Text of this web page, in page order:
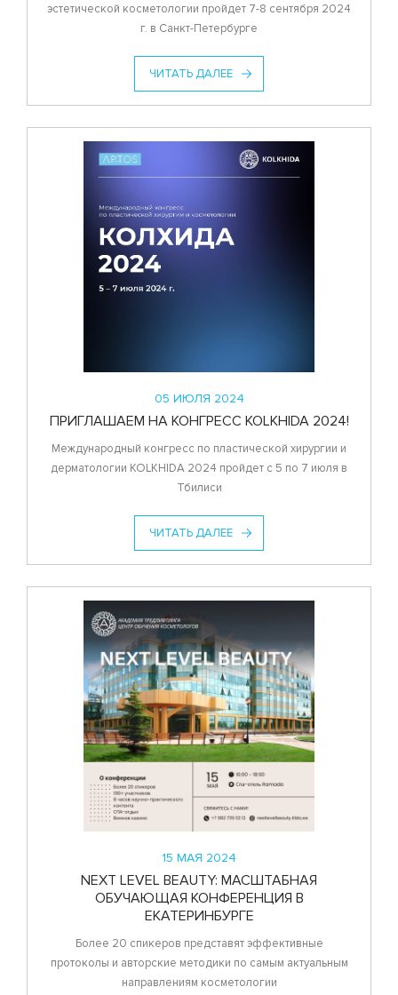
эстетической косметологии пройдет 7-8 сентября 2024
г. в Санкт-Петербурге
ЧИТАТЬ ДАЛЕЕ
05 ИЮЛЯ 2024
ПРИГЛАШАЕМ НА КОНГРЕСС KOLKHIDA 2024!
Международный конгресс по пластической хирургии и
дерматологии KOLKHIDA 2024 пройдет с 5 по 7 июля в
Тбилиси
ЧИТАТЬ ДАЛЕЕ
15 МАЯ 2024
NEXT LEVEL BEAUTY: МАСШТАБНАЯ
ОБУЧАЮЩАЯ КОНФЕРЕНЦИЯ В
ЕКАТЕРИНБУРГЕ
Более 20 спикеров представят эффективные
протоколы и авторские методики по самым актуальным
направлениям косметологии